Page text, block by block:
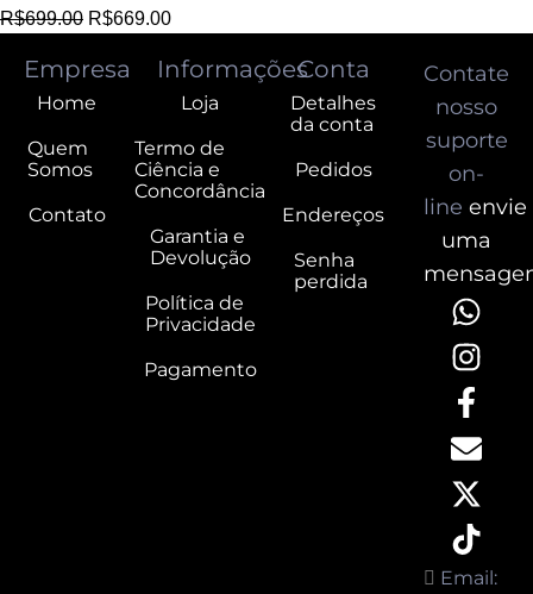
R$699.00 R$669.00
Empresa
Home
Quem
Somos
Contato
Informações
Loja
Termo de
Ciência e
Concordância
Garantia e
Devolução
Política de
Privacidade
Pagamento
Conta
Detalhes
da conta
Pedidos
Endereços
Senha
perdida
Contate
nosso
suporte
on-
line envie
uma
Email: